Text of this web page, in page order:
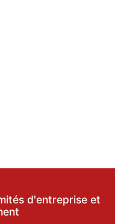
d'entreprise et